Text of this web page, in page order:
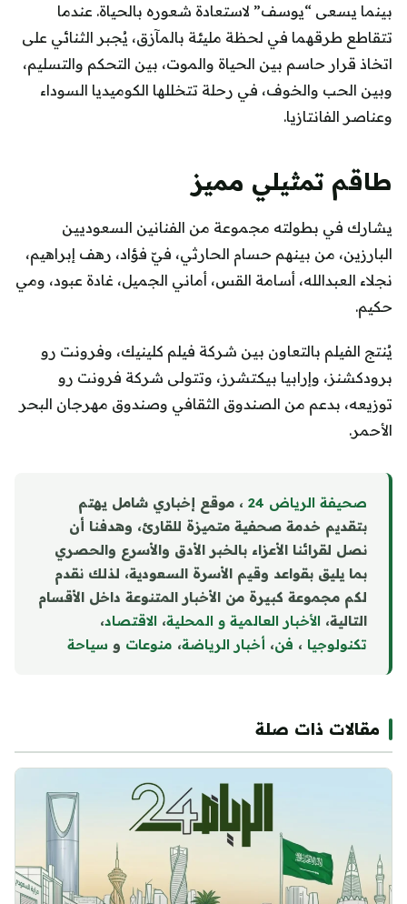
بينما يسعى “يوسف” لاستعادة شعوره بالحياة. عندما
تتقاطع طرقهما في لحظة مليئة بالمآزق، يُجبر الثنائي على
اتخاذ قرار حاسم بين الحياة والموت، بين التحكم والتسليم،
وبين الحب والخوف، في رحلة تتخللها الكوميديا السوداء
وعناصر الفانتازيا.
طاقم تمثيلي مميز
يشارك في بطولته مجموعة من الفنانين السعوديين
البارزين، من بينهم حسام الحارثي، فيّ فؤاد، رهف إبراهيم،
نجلاء العبدالله، أسامة القس، أماني الجميل، غادة عبود، ومي
حكيم.
يُنتج الفيلم بالتعاون بين شركة فيلم كلينيك، وفرونت رو
برودكشنز، وإرابيا بيكتشرز، وتتولى شركة فرونت رو
توزيعه، بدعم من الصندوق الثقافي وصندوق مهرجان البحر
الأحمر.
صحيفة الرياض 24
، موقع إخباري شامل يهتم
بتقديم خدمة صحفية متميزة للقارئ، وهدفنا أن
نصل لقرائنا الأعزاء بالخبر الأدق والأسرع والحصري
بما يليق بقواعد وقيم الأسرة السعودية، لذلك نقدم
لكم مجموعة كبيرة من الأخبار المتنوعة داخل الأقسام
التالية، الأخبار العالمية و المحلية، الاقتصاد،
تكنولوجيا ، فن، أخبار الرياضة، منوعات و سياحة
مقالات ذات صلة